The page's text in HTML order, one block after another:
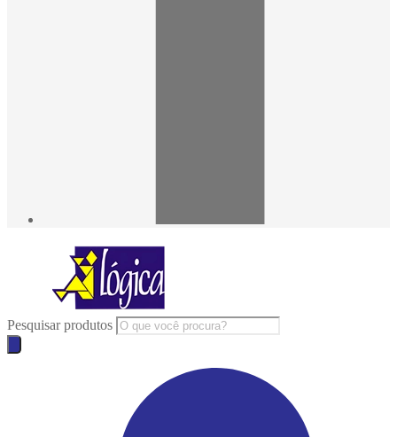
Pesquisar produtos